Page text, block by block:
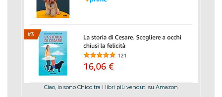
Ciao, io sono Chico tra i libri più venduti su Amazon